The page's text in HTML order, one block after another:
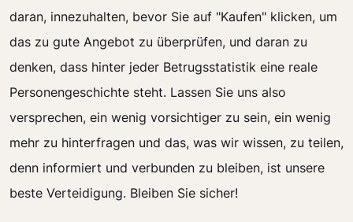
daran, innezuhalten, bevor Sie auf "Kaufen" klicken, um
das zu gute Angebot zu überprüfen, und daran zu
denken, dass hinter jeder Betrugsstatistik eine reale
Personengeschichte steht. Lassen Sie uns also
versprechen, ein wenig vorsichtiger zu sein, ein wenig
mehr zu hinterfragen und das, was wir wissen, zu teilen,
denn informiert und verbunden zu bleiben, ist unsere
beste Verteidigung. Bleiben Sie sicher!